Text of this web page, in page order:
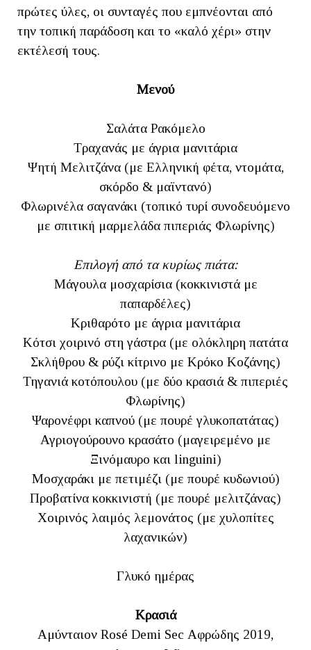
πρώτες ύλες, οι συνταγές που εμπνέονται από
την τοπική παράδοση και το «καλό χέρι» στην
εκτέλεσή τους.
Μενού
Σαλάτα Ρακόμελο
Τραχανάς με άγρια μανιτάρια
Ψητή Μελιτζάνα (με Ελληνική φέτα, ντομάτα,
σκόρδο & μαϊντανό)
Φλωρινέλα σαγανάκι (τοπικό τυρί συνοδευόμενο
με σπιτική μαρμελάδα πιπεριάς Φλωρίνης)
Επιλογή από τα κυρίως πιάτα:
Μάγουλα μοσχαρίσια (κοκκινιστά με
παπαρδέλες)
Κριθαρότο με άγρια μανιτάρια
Κότσι χοιρινό στη γάστρα (με ολόκληρη πατάτα
Σκλήθρου & ρύζι κίτρινο με Κρόκο Κοζάνης)
Τηγανιά κοτόπουλου (με δύο κρασιά & πιπεριές
Φλωρίνης)
Ψαρονέφρι καπνού (με πουρέ γλυκοπατάτας)
Αγριογούρουνο κρασάτο (μαγειρεμένο με
Ξινόμαυρο και linguini)
Μοσχαράκι με πετιμέζι (με πουρέ κυδωνιού)
Προβατίνα κοκκινιστή (με πουρέ μελιτζάνας)
Χοιρινός λαιμός λεμονάτος (με χυλοπίτες
λαχανικών)
Γλυκό ημέρας
Κρασιά
Αμύνταιον Rosé Demi Sec Αφρώδης 2019,